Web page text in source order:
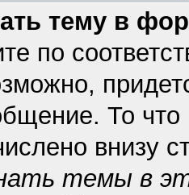
тему в
по
То
внизу
темы в